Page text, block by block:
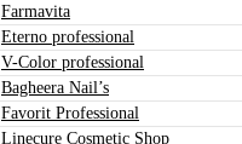
Farmavita
Eterno professional
V-Color professional
Bagheera Nail’s
Favorit Professional
Linecure Cosmetic Shop